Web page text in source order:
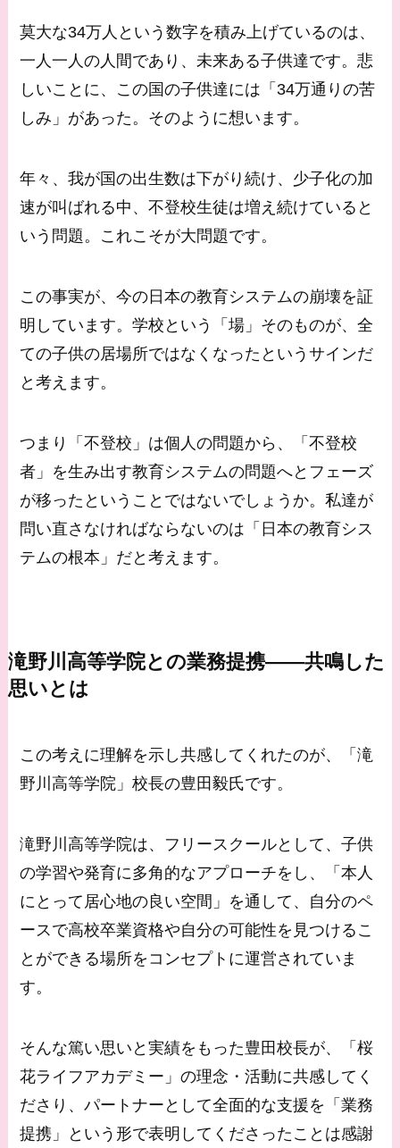
莫大な34万人という数字を積み上げているのは、
一人一人の人間であり、未来ある子供達です。悲
しいことに、この国の子供達には「34万通りの苦
しみ」があった。そのように想います。
年々、我が国の出生数は下がり続け、少子化の加
速が叫ばれる中、不登校生徒は増え続けていると
いう問題。これこそが大問題です。
この事実が、今の日本の教育システムの崩壊を証
明しています。学校という「場」そのものが、全
ての子供の居場所ではなくなったというサインだ
と考えます。
つまり「不登校」は個人の問題から、「不登校
者」を生み出す教育システムの問題へとフェーズ
が移ったということではないでしょうか。私達が
問い直さなければならないのは「日本の教育シス
テムの根本」だと考えます。
滝野川高等学院との業務提携——共鳴した
思いとは
この考えに理解を示し共感してくれたのが、「滝
野川高等学院」校長の豊田毅氏です。
滝野川高等学院は、フリースクールとして、子供
の学習や発育に多角的なアプローチをし、「本人
にとって居心地の良い空間」を通して、自分のペ
ースで高校卒業資格や自分の可能性を見つけるこ
とができる場所をコンセプトに運営されていま
す。
そんな篤い思いと実績をもった豊田校長が、「桜
花ライフアカデミー」の理念・活動に共感してく
ださり、パートナーとして全面的な支援を「業務
提携」という形で表明してくださったことは感謝